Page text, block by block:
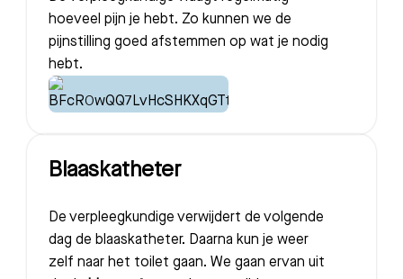
Bezoektijden
Afdelingen
hoeveel pijn je hebt. Zo kunnen we de
pijnstilling goed afstemmen op wat je nodig
hebt.
Blaaskatheter
De verpleegkundige verwijdert de volgende
dag de blaaskatheter. Daarna kun je weer
zelf naar het toilet gaan. We gaan ervan uit